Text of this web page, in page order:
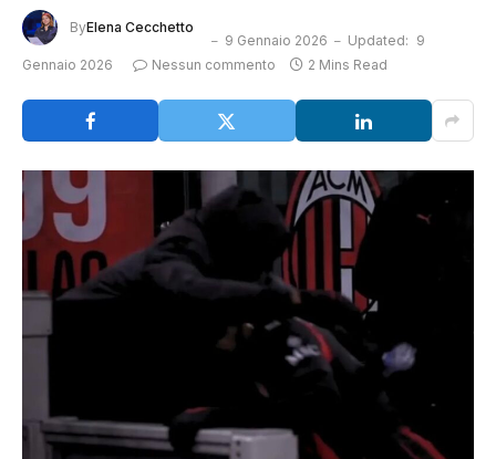
ByElena Cecchetto
9 Gennaio 2026
Updated: 9
Gennaio 2026
Nessun commento 2 Mins Read